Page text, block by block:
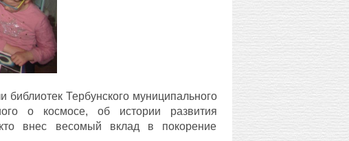
Тербунского муниципального
о космосе, об истории развития
внес весомый вклад в покорение